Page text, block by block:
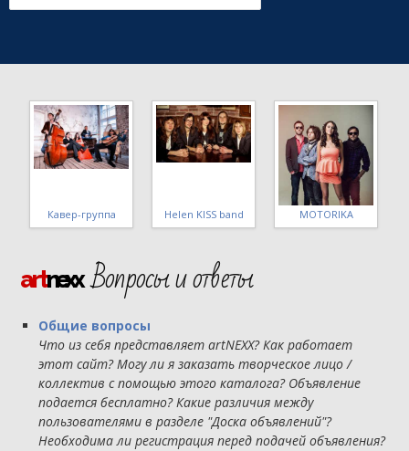
Стиляги band МШ 4 уровня ВИГ Татьяна Макарова
artnexx Вопросы и ответы
Общие вопросы
Что из себя представляет artNEXX? Как работает
этот сайт? Могу ли я заказать творческое лицо /
коллектив с помощью этого каталога? Объявление
подается бесплатно? Какие различия между
пользователями в разделе "Доска объявлений"?
Необходима ли регистрация перед подачей объявления?